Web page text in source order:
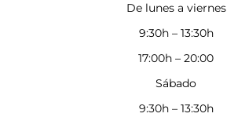
De lunes a viernes
9:30h – 13:30h
17:00h – 20:00
Sábado
9:30h – 13:30h